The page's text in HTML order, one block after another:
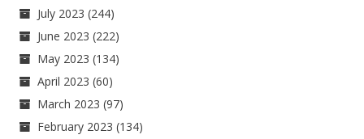
July 2023 (244)
June 2023 (222)
May 2023 (134)
April 2023 (60)
March 2023 (97)
February 2023 (134)